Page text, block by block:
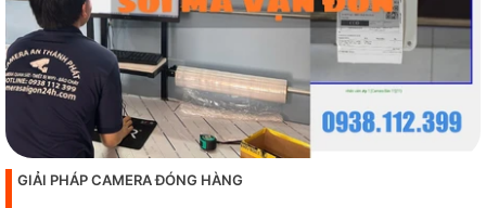
GIẢI PHÁP CAMERA ĐÓNG HÀNG